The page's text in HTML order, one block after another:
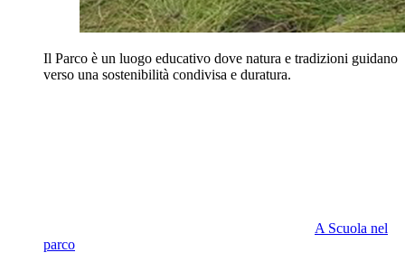
Il Parco è un luogo educativo dove natura e tradizioni guidano
verso una sostenibilità condivisa e duratura.
A Scuola nel
parco